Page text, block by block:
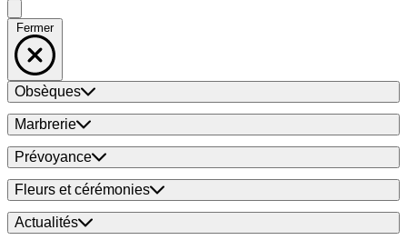
Fermer
Obsèques
Marbrerie
Prévoyance
Fleurs et cérémonies
Actualités